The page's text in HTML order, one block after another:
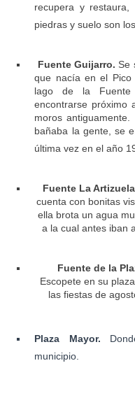
recupera y restaura,
piedras y suelo son
Fuente Guijarro. Se
que nacía en el
lago de la
encontrarse próximo
moros
bañaba la gente, se
última vez en el año
Fuente La
cuenta con bonitas
ella brota un agua
a la cual antes iban
Fuente de la
Escopete en su
las fiestas de
Plaza Mayor.
municipio.